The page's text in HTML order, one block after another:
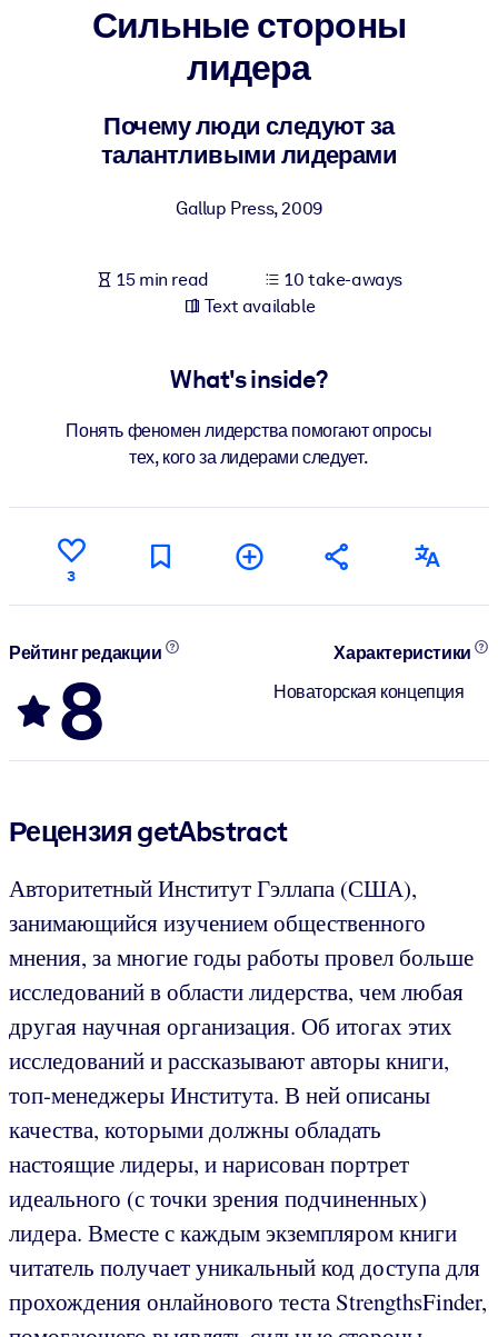
learning results.
Enrich your corporate library with trusted, ready-to-use business
For AI Systems
Fuel your AI systems with reliable, structured knowledge to
Сильные стороны
лидера
Почему люди следуют за
талантливыми лидерами
Gallup Press,2009
15 min read
10 take-aways
Text available
What's inside?
Понять феномен лидерства помогают опросы
тех, кого за лидерами следует.
3
Рейтинг редакции
8
Характеристики
Новаторская концепция
Рецензия getAbstract
Авторитетный Институт Гэллапа (США),
занимающийся изучением общественного
мнения, за многие годы работы провел больше
исследований в области лидерства, чем любая
другая научная организация. Об итогах этих
исследований и рассказывают авторы книги,
топ-менеджеры Института. В ней описаны
качества, которыми должны обладать
настоящие лидеры, и нарисован портрет
идеального (с точки зрения подчиненных)
лидера. Вместе с каждым экземпляром книги
читатель получает уникальный код доступа для
прохождения онлайнового теста StrengthsFinder,